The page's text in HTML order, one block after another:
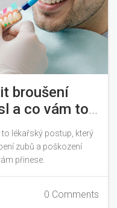
broušení
a co vám to
to lékařský postup, který
zubů a poškození
přinese.
0 Comments